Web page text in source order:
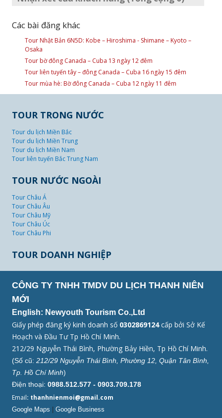
Các bài đăng khác
Tour Nhật Bản 6N5D: Kobe – Hiroshima - Shimane – Kyoto –
Osaka
Tour bờ đông Canada – Cuba 13 ngày 12 đêm
Tour liên tuyến tây – đông Canada – Cuba 16 ngày 15 đêm
Tour mùa hè: Bờ đông Canada – Cuba 12 ngày 11 đêm
TOUR TRONG NƯỚC
Tour du lịch Miền Bắc
Tour du lịch Miền Trung
Tour du lịch Miền Nam
Tour liên tuyến Bắc Trung Nam
TOUR NƯỚC NGOÀI
Tour Châu Á
Tour Châu Âu
Tour Châu Mỹ
Tour Châu Úc
Tour Châu Phi
TOUR DOANH NGHIỆP
CÔNG TY TNHH TMDV DU LỊCH THANH NIÊN
MỚI
English: Newyouth Tourism Co.,Ltd
Giấy phép đăng ký kinh doanh số 0302869124cấp bởi Sở Kế
Hoạch và Đầu Tư Tp Hồ Chí Minh.
212/29 Nguyễn Thái Bình, Phường Bảy Hiền, Tp Hồ Chí Minh.
(Số cũ: 212/29 Nguyễn Thái Bình, Phường 12, Quận Tân Bình,
Tp. Hồ Chí Minh)
Điện thoại: 0988.512.577 - 0903.709.178
Email: thanhnienmoi@gmail.com
Google Maps Google Business